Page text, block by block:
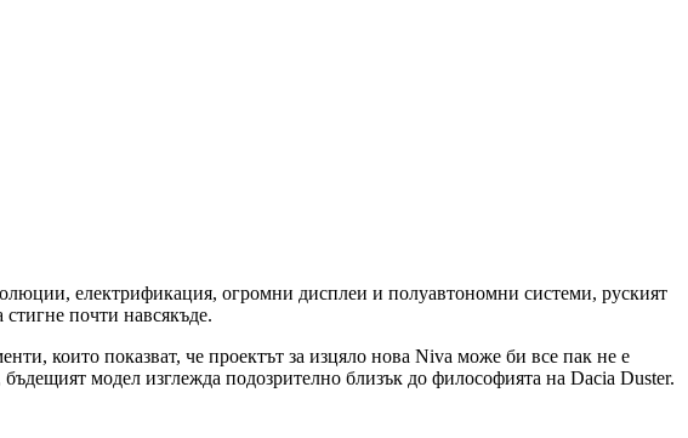
електрификация, огромни дисплеи и полуавтономни системи, руският
почти навсякъде.
които показват, че проектът за изцяло нова Niva може би все пак не е
модел изглежда подозрително близък до философията на Dacia Duster.